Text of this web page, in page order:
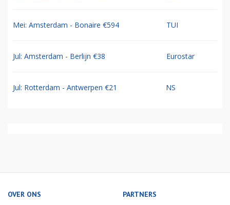
Mei: Amsterdam - Bonaire €594 TUI
Jul: Amsterdam - Berlijn €38 Eurostar
Jul: Rotterdam - Antwerpen €21 NS
OVER ONS PARTNERS